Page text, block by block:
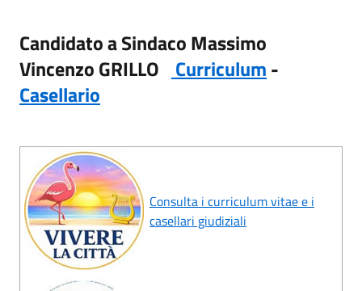
Candidato a SindacoMassimo
Vincenzo GRILLO
Curriculum-
Casellario
Consulta i curriculum vitae e i
casellari giudiziali